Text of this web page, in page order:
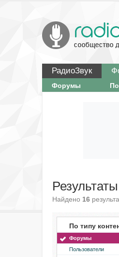
РадиоЗвук
Форумы
Найдено 16
По типу
Форумы
Пользователи